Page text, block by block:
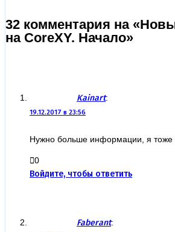
32 комментария на
на CoreXY. Начало»
Kainart:
19.12.2017 в 23:56
Нужно больше информации, я тоже
0
Войдите, чтобы ответить
Faberant: